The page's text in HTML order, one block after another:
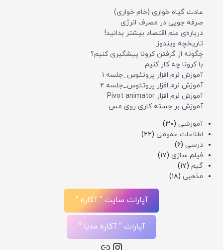
عادت گیاه خواری (خام خواری)
صرفه جویی در مصرف انرژی
درباره‌ی علم اقتصاد بیشتر بدانید!
تاریخچه ویندوز
چگونه از گرفتن کرونا پیشگیری کنیم؟
با کرونا چه کار کنیم
آموزش نرم افزار پروتئوس_جلسه ۱
آموزش نرم افزار پروتئوس_جلسه ۲
آموزش نرم افزار Pivot animator
آموزش بر جسته کاری روی مس
آموزشی (۳۰)
اطلاعات عمومی (۲۲)
درسی (۶)
فیلم سازی (۱۷)
گیم (۱۷)
مذهبی (۱۸)
آپارات سایت ” آکاره “
آپارات ” آکاره مدیا “